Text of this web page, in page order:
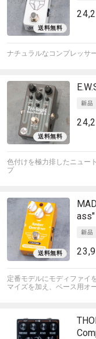
ナチュラルなコンプレッサ
色付けを極力排したニュー
プ
定番モデルにモディファイ
マイズを加え、ベース用オ